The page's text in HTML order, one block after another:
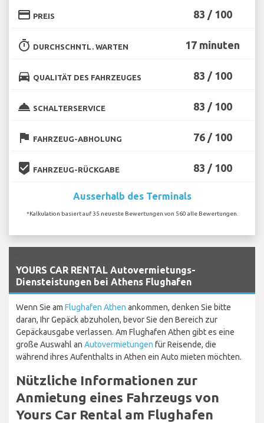
credit_card PREIS 83 / 100
timer DURCHSCHNTL. WARTEN 17 minuten
directions_car QUALITÄT DES FAHRZEUGES 83 / 100
room_service SCHALTERSERVICE 83 / 100
flag FAHRZEUG-ABHOLUNG 76 / 100
beenhere FAHRZEUG-RÜCKGABE 83 / 100
Ausserhalb des Terminals
*Kalkulation basiert auf 35 neueste Bewertungen von 560 alle Bewertungen.
YOURS CAR RENTAL Autovermietungs-
Diensteistungen bei Athens Flughafen
Wenn Sie am Flughafen Athen ankommen, denken Sie bitte
daran, Ihr Gepäck abzuholen, bevor Sie den Bereich zur
Gepäckausgabe verlassen. Am Flughafen Athen gibt es eine
große Auswahl an Autovermietungen für Reisende, die
während ihres Aufenthalts in Athen ein Auto mieten möchten.
Nützliche Informationen zur
Anmietung eines Fahrzeugs von
Yours Car Rental am Flughafen